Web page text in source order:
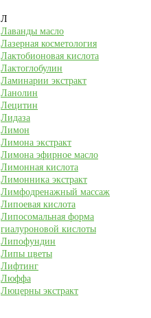
Л
Лаванды масло
Лазерная косметология
Лактобионовая кислота
Лактоглобулин
Ламинарии экстракт
Ланолин
Лецитин
Лидаза
Лимон
Лимона экстракт
Лимона эфирное масло
Лимонная кислота
Лимонника экстракт
Лимфодренажный массаж
Липоевая кислота
Липосомальная форма
гиалуроновой кислоты
Липофундин
Липы цветы
Лифтинг
Люффа
Люцерны экстракт